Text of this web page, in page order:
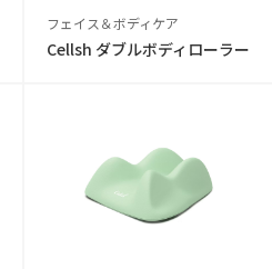
フェイス＆ボディケア
Cellsh ダブルボディローラー